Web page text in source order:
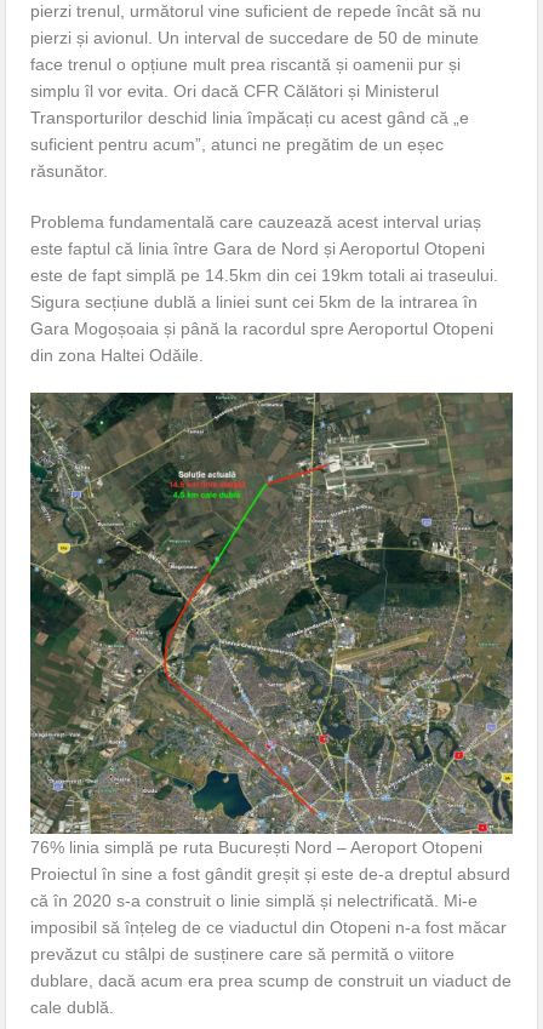
pierzi trenul, următorul vine suficient de repede încât să nu
pierzi și avionul. Un interval de succedare de 50 de minute
face trenul o opțiune mult prea riscantă și oamenii pur și
simplu îl vor evita. Ori dacă CFR Călători și Ministerul
Transporturilor deschid linia împăcați cu acest gând că „e
suficient pentru acum”, atunci ne pregătim de un eșec
răsunător.
Problema fundamentală care cauzează acest interval uriaș
este faptul că linia între Gara de Nord și Aeroportul Otopeni
este de fapt simplă pe 14.5km din cei 19km totali ai traseului.
Sigura secțiune dublă a liniei sunt cei 5km de la intrarea în
Gara Mogoșoaia și până la racordul spre Aeroportul Otopeni
din zona Haltei Odăile.
76% linia simplă pe ruta București Nord – Aeroport Otopeni
Proiectul în sine a fost gândit greșit și este de-a dreptul absurd
că în 2020 s-a construit o linie simplă și nelectrificată. Mi-e
imposibil să înțeleg de ce viaductul din Otopeni n-a fost măcar
prevăzut cu stâlpi de susținere care să permită o viitore
dublare, dacă acum era prea scump de construit un viaduct de
cale dublă.